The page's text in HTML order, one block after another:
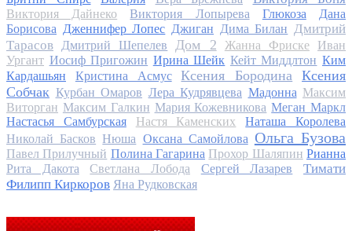
Виктория Дайнеко Виктория Лопырева Глюкоза
Дана
Борисова Дженнифер Лопес Джиган Дима Билан Дмитрий
Тарасов
Дмитрий Шепелев Дом 2 Жанна Фриске
Иван
Ургант Иосиф Пригожин Ирина Шейк Кейт Миддлтон Ким
Кардашьян
Кристина Асмус Ксения Бородина
Ксения
Собчак Курбан Омаров Лера Кудрявцева Мадонна Максим
Виторган Максим Галкин Мария Кожевникова Меган Маркл
Настасья Самбурская
Настя Каменских
Наташа Королева
Николай Басков Нюша Оксана Самойлова Ольга Бузова
Павел Прилучный Полина Гагарина Прохор Шаляпин Рианна
Рита Дакота
Светлана Лобода Сергей Лазарев
Тимати
Филипп Киркоров Яна Рудковская